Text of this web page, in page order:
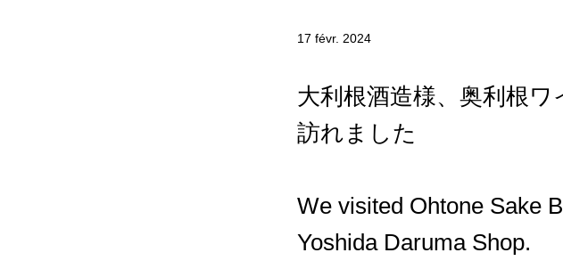
17 févr. 2024
大利根酒造様、奥利根
訪れました
We visited Ohtone Sake
Yoshida Daruma Shop.